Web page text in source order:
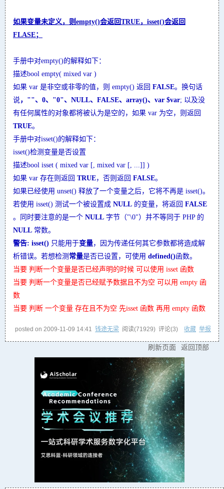
如果变量未定义，则empty()会返回TRUE，isset()会返回
FLASE；
手册中对empty()的解释如下：
描述bool empty( mixed var )
如果 var 是非空或非零的值，则 empty() 返回 FALSE。换句话
说 ，""、0、"0"、 NULL、 FALSE、array()、var $var; 以及没
有任何属性的对象都将被认为是空的，如果 var 为空，则返回
TRUE。
手册中对isset()的解释如下：
isset()检测变量是否设置
描述bool isset ( mixed var [, mixed var [, ...]] )
如果 var 存在则返回 TRUE，否则返回 FALSE。
如果已经使用 unset() 释放了一个变量之后，它将不再是 isset()。
若使用 isset() 测试一个被设置成 NULL 的变量，将返回 FALSE
。同时要注意的是一个 NULL 字节（"\0"）并不等同于 PHP 的
NULL 常数。
警告: isset() 只能用于变量，因为传递任何其它参数都将造成解
析错误。若想检测 常量是否已设置，可使用 defined()函数。
当要 判断一个变量是否已经声明的时候 可以使用 isset 函数
当要 判断一个变量是否已经赋予数据且不为空 可以用 empty 函
数
当要 判断 一个变量 存在且不为空 先isset 函数 再用 empty 函数
posted on 2009-11-09 14:41 钱途无梁 阅读(71929) 评论(3) 收藏 举报
刷新页面 返回顶部